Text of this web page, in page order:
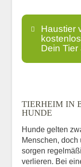
Haustier
Dein Tier
E-
TIERHEIM IN
HUNDE
Hunde gelten
Menschen,
sorgen
verlieren. Bei